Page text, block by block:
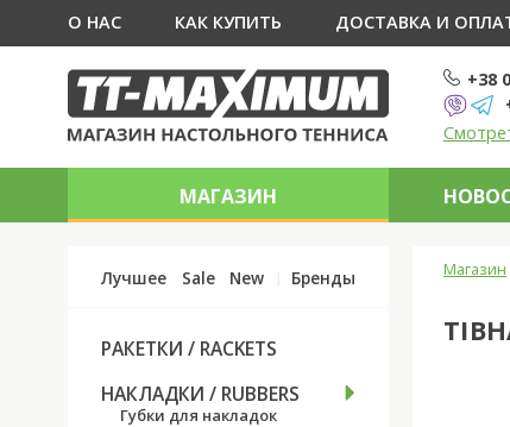
О НАС КАК КУПИТЬ ДОСТАВКА И
+38
МАГАЗИН
Лучшее Sale New Бренды
РАКЕТКИ / RACKETS
НАКЛАДКИ / RUBBERS
Губки для накладок
Магазин